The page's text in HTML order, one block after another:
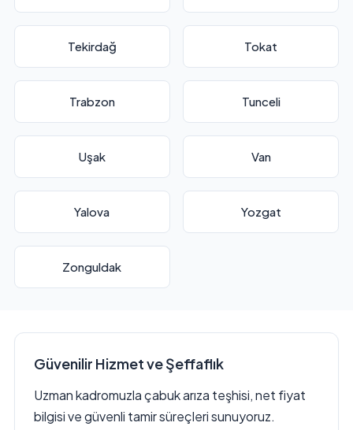
Tekirdağ Tokat
Trabzon Tunceli
Uşak Van
Yalova Yozgat
Zonguldak
Güvenilir Hizmet ve Şeffaflık
Uzman kadromuzla çabuk arıza teşhisi, net fiyat
bilgisi ve güvenli tamir süreçleri sunuyoruz.